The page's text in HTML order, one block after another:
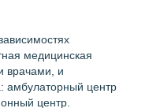
медицинская
врачами, и
центр
центр.